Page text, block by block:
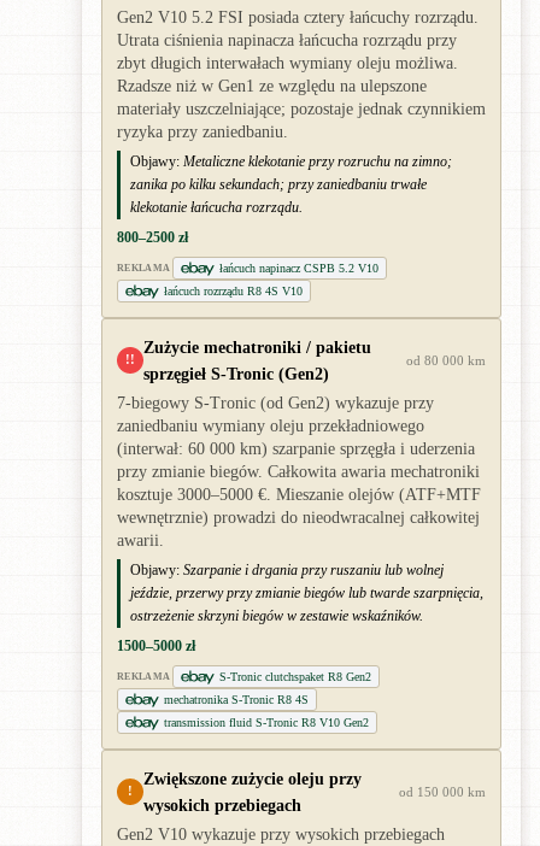
Gen2 V10 5.2 FSI posiada cztery łańcuchy rozrządu.
Utrata ciśnienia napinacza łańcucha rozrządu przy
zbyt długich interwałach wymiany oleju możliwa.
Rzadsze niż w Gen1 ze względu na ulepszone
materiały uszczelniające; pozostaje jednak czynnikiem
ryzyka przy zaniedbaniu.
Objawy: Metaliczne klekotanie przy rozruchu na zimno;
zanika po kilku sekundach; przy zaniedbaniu trwałe
klekotanie łańcucha rozrządu.
800–2500 zł
REKLAMA
łańcuch napinacz CSPB 5.2 V10
łańcuch rozrządu R8 4S V10
!!
Zużycie mechatroniki / pakietu
sprzęgieł S-Tronic (Gen2)
od 80 000 km
7-biegowy S-Tronic (od Gen2) wykazuje przy
zaniedbaniu wymiany oleju przekładniowego
(interwał: 60 000 km) szarpanie sprzęgła i uderzenia
przy zmianie biegów. Całkowita awaria mechatroniki
kosztuje 3000–5000 €. Mieszanie olejów (ATF+MTF
wewnętrznie) prowadzi do nieodwracalnej całkowitej
awarii.
Objawy: Szarpanie i drgania przy ruszaniu lub wolnej
jeździe, przerwy przy zmianie biegów lub twarde szarpnięcia,
ostrzeżenie skrzyni biegów w zestawie wskaźników.
1500–5000 zł
REKLAMA
S-Tronic clutchspaket R8 Gen2
mechatronika S-Tronic R8 4S
transmission fluid S-Tronic R8 V10 Gen2
!
Zwiększone zużycie oleju przy
wysokich przebiegach
od 150 000 km
Gen2 V10 wykazuje przy wysokich przebiegach